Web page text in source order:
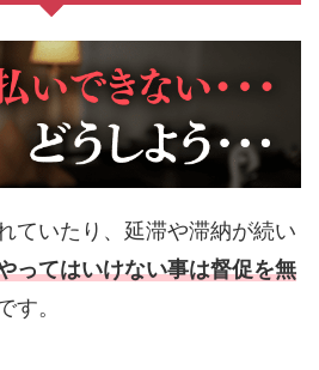
ていたり、延滞や滞納が続い
ってはいけない事は督促を無
す。